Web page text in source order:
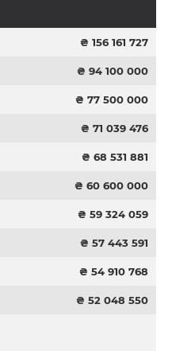
₴ 156 161 727
₴ 94 100 000
₴ 77 500 000
₴ 71 039 476
₴ 68 531 881
₴ 60 600 000
₴ 59 324 059
₴ 57 443 591
₴ 54 910 768
₴ 52 048 550